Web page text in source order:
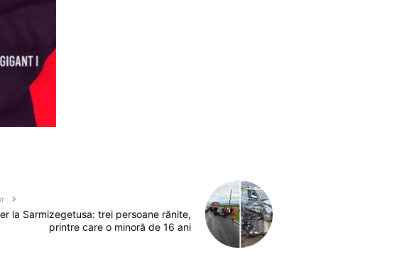
la Sarmizegetusa: trei persoane rănite,
printre care o minoră de 16 ani